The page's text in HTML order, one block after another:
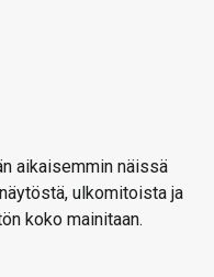
aikaisemmin näissä
ulkomitoista ja
koko mainitaan.